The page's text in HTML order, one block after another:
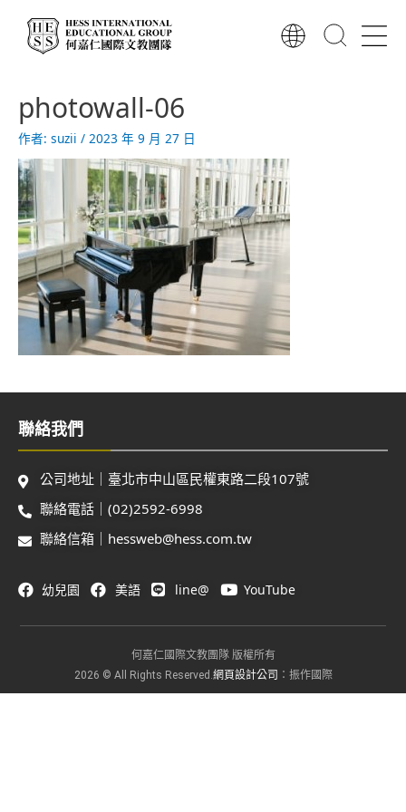
photowall-06
作者: suzii / 2023 年 9 月 27 日
聯絡我們
公司地址｜臺北市中山區民權東路二段107號
聯絡電話｜(02)2592-6998
聯絡信箱｜hessweb@hess.com.tw
幼兒園 美語 line@ YouTube
何嘉仁國際文教團隊 版權所有
2026 © All Rights Reserved. 網頁設計公司 ：振作國際